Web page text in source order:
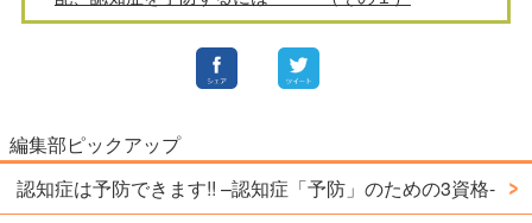
編集部ピックアップ
認知症は予防できます!! –認知症「予防」のための3資格-